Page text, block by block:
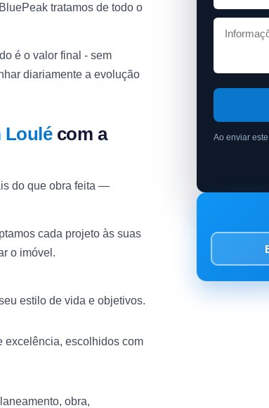
tratamos de todo o
é o valor final - sem
diariamente a evolução
Loulécom a
do que obra feita —
cada projeto às suas
o imóvel.
estilo de vida e objetivos.
excelência, escolhidos com
obra,
Ao enviar